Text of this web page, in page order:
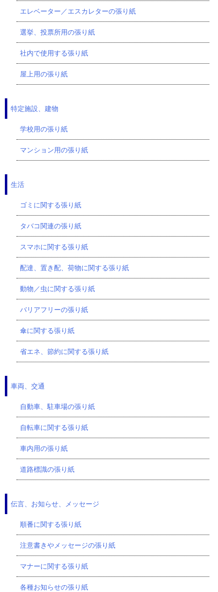
エレベーター／エスカレターの張り紙
選挙、投票所用の張り紙
社内で使用する張り紙
屋上用の張り紙
特定施設、建物
学校用の張り紙
マンション用の張り紙
生活
ゴミに関する張り紙
タバコ関連の張り紙
スマホに関する張り紙
配達、置き配、荷物に関する張り紙
動物／虫に関する張り紙
バリアフリーの張り紙
傘に関する張り紙
省エネ、節約に関する張り紙
車両、交通
自動車、駐車場の張り紙
自転車に関する張り紙
車内用の張り紙
道路標識の張り紙
伝言、お知らせ、メッセージ
順番に関する張り紙
注意書きやメッセージの張り紙
マナーに関する張り紙
各種お知らせの張り紙